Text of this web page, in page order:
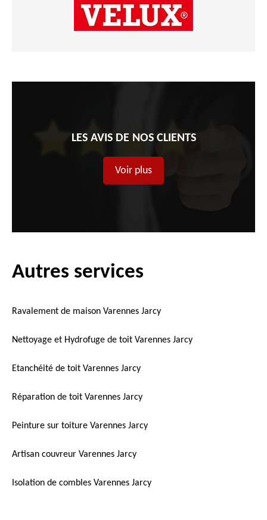
LES AVIS DE NOS CLIENTS
Voir plus
Autres services
Ravalement de maison Varennes Jarcy
Nettoyage et Hydrofuge de toit Varennes Jarcy
Etanchéité de toit Varennes Jarcy
Réparation de toit Varennes Jarcy
Peinture sur toiture Varennes Jarcy
Artisan couvreur Varennes Jarcy
Isolation de combles Varennes Jarcy